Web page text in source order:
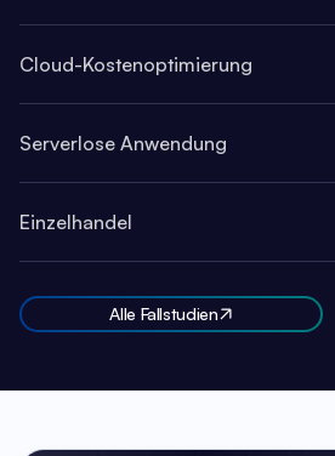
Cloud-Kostenoptimierung
Serverlose Anwendung
Einzelhandel
Alle Fallstudien